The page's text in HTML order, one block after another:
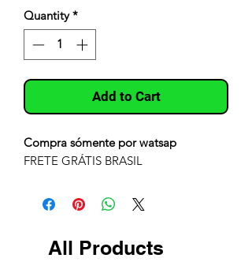
Quantity *
Add to Cart
Compra sómente por watsap
FRETE GRÁTIS BRASIL
All Products